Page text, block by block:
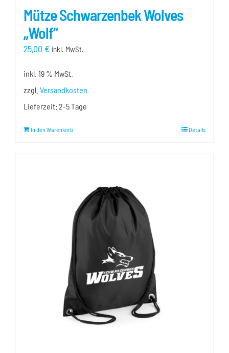
Mütze Schwarzenbek Wolves
„Wolf“
25,00 € inkl. MwSt.
inkl. 19 % MwSt.
zzgl. Versandkosten
Lieferzeit: 2-5 Tage
In den Warenkorb Details